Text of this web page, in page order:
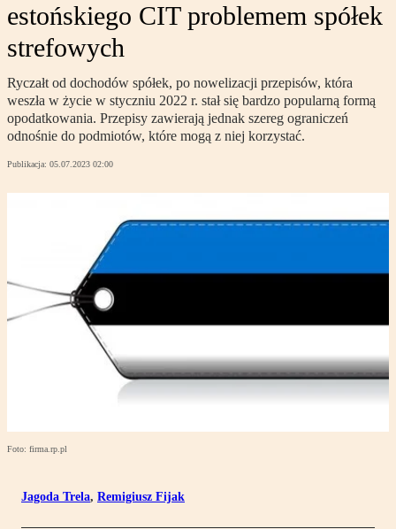
estońskiego CIT problemem spółek
strefowych
Ryczałt od dochodów spółek, po nowelizacji przepisów, która
weszła w życie w styczniu 2022 r. stał się bardzo popularną formą
opodatkowania. Przepisy zawierają jednak szereg ograniczeń
odnośnie do podmiotów, które mogą z niej korzystać.
Publikacja: 05.07.2023 02:00
Foto: firma.rp.pl
Jagoda Trela, Remigiusz Fijak